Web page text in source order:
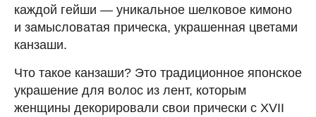
каждой гейши ― уникальное шелковое кимоно
и замысловатая прическа, украшенная цветами
канзаши.
Что такое канзаши? Это традиционное японское
украшение для волос из лент, которым
женщины декорировали свои прически с XVII